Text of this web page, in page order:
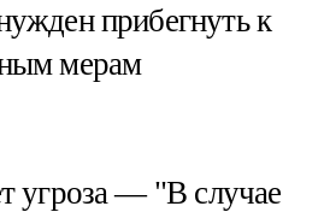
прибегнуть к
мерам
угроза — "В случае